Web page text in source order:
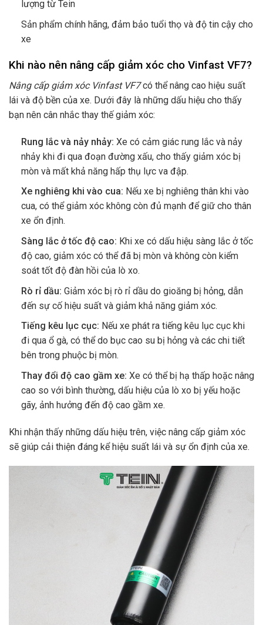
lượng từ Tein
Sản phẩm chính hãng, đảm bảo tuổi thọ và độ tin cậy cho
xe
Khi nào nên nâng cấp giảm xóc cho Vinfast VF7?
Nâng cấp giảm xóc Vinfast VF7có thể nâng cao hiệu suất
lái và độ bền của xe. Dưới đây là những dấu hiệu cho thấy
bạn nên cân nhắc thay thế giảm xóc:
Rung lắc và nảy nhảy: Xe có cảm giác rung lắc và nảy
nhảy khi đi qua đoạn đường xấu, cho thấy giảm xóc bị
mòn và mất khả năng hấp thụ lực va đập.
Xe nghiêng khi vào cua: Nếu xe bị nghiêng thân khi vào
cua, có thể giảm xóc không còn đủ mạnh để giữ cho thân
xe ổn định.
Sàng lắc ở tốc độ cao: Khi xe có dấu hiệu sàng lắc ở tốc
độ cao, giảm xóc có thể đã bị mòn và không còn kiểm
soát tốt độ đàn hồi của lò xo.
Rò rỉ dầu: Giảm xóc bị rò rỉ dầu do gioăng bị hỏng, dẫn
đến sự cố hiệu suất và giảm khả năng giảm xóc.
Tiếng kêu lục cục: Nếu xe phát ra tiếng kêu lục cục khi
đi qua ổ gà, có thể do bục cao su bị hỏng và các chi tiết
bên trong phuộc bị mòn.
Thay đổi độ cao gầm xe: Xe có thể bị hạ thấp hoặc nâng
cao so với bình thường, dấu hiệu của lò xo bị yếu hoặc
gãy, ảnh hưởng đến độ cao gầm xe.
Khi nhận thấy những dấu hiệu trên, việc nâng cấp giảm xóc
sẽ giúp cải thiện đáng kể hiệu suất lái và sự ổn định của xe.